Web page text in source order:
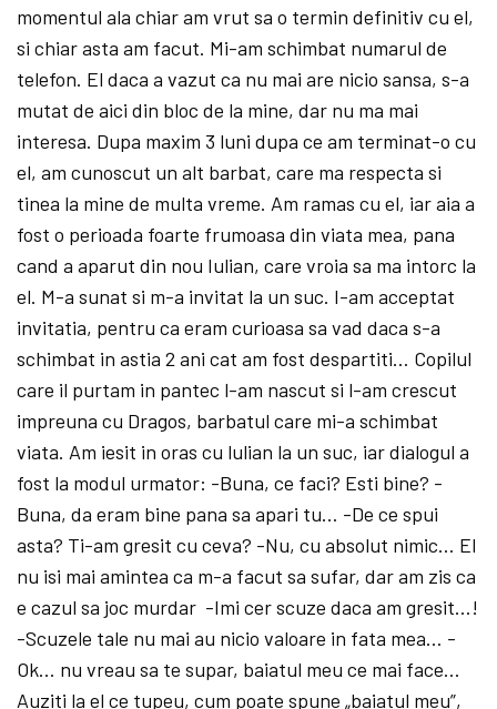
momentul ala chiar am vrut sa o termin definitiv cu el,
si chiar asta am facut. Mi-am schimbat numarul de
telefon. El daca a vazut ca nu mai are nicio sansa, s-a
mutat de aici din bloc de la mine, dar nu ma mai
interesa. Dupa maxim 3 luni dupa ce am terminat-o cu
el, am cunoscut un alt barbat, care ma respecta si
tinea la mine de multa vreme. Am ramas cu el, iar aia a
fost o perioada foarte frumoasa din viata mea, pana
cand a aparut din nou Iulian, care vroia sa ma intorc la
el. M-a sunat si m-a invitat la un suc. I-am acceptat
invitatia, pentru ca eram curioasa sa vad daca s-a
schimbat in astia 2 ani cat am fost despartiti… Copilul
care il purtam in pantec l-am nascut si l-am crescut
impreuna cu Dragos, barbatul care mi-a schimbat
viata. Am iesit in oras cu lulian la un suc, iar dialogul a
fost la modul urmator: -Buna, ce faci? Esti bine? -
Buna, da eram bine pana sa apari tu… -De ce spui
asta? Ti-am gresit cu ceva? -Nu, cu absolut nimic… El
nu isi mai amintea ca m-a facut sa sufar, dar am zis ca
e cazul sa joc murdar -Imi cer scuze daca am gresit…!
-Scuzele tale nu mai au nicio valoare in fata mea… -
Ok… nu vreau sa te supar, baiatul meu ce mai face…
Auziti la el ce tupeu, cum poate spune „baiatul meu”,